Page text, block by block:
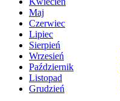
Maj
Czerwiec
Lipiec
Sierpień
Wrzesień
Październik
Listopad
Grudzień